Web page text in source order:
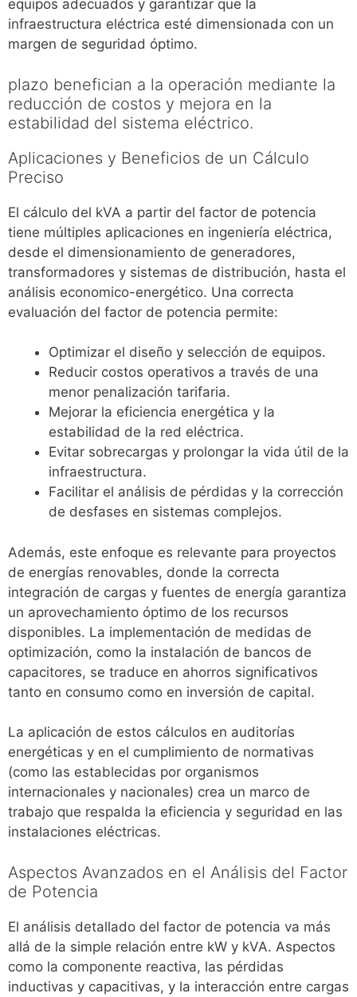
equipos adecuados y garantizar que la
infraestructura eléctrica esté dimensionada con un
margen de seguridad óptimo.
plazo benefician a la operación mediante la
reducción de costos y mejora en la
estabilidad del sistema eléctrico.
Aplicaciones y Beneficios de un Cálculo
Preciso
El cálculo del kVA a partir del factor de potencia
tiene múltiples aplicaciones en ingeniería eléctrica,
desde el dimensionamiento de generadores,
transformadores y sistemas de distribución, hasta el
análisis economico-energético. Una correcta
evaluación del factor de potencia permite:
Optimizar el diseño y selección de equipos.
Reducir costos operativos a través de una
menor penalización tarifaria.
Mejorar la eficiencia energética y la
estabilidad de la red eléctrica.
Evitar sobrecargas y prolongar la vida útil de la
infraestructura.
Facilitar el análisis de pérdidas y la corrección
de desfases en sistemas complejos.
Además, este enfoque es relevante para proyectos
de energías renovables, donde la correcta
integración de cargas y fuentes de energía garantiza
un aprovechamiento óptimo de los recursos
disponibles. La implementación de medidas de
optimización, como la instalación de bancos de
capacitores, se traduce en ahorros significativos
tanto en consumo como en inversión de capital.
La aplicación de estos cálculos en auditorías
energéticas y en el cumplimiento de normativas
(como las establecidas por organismos
internacionales y nacionales) crea un marco de
trabajo que respalda la eficiencia y seguridad en las
instalaciones eléctricas.
Aspectos Avanzados en el Análisis del Factor
de Potencia
El análisis detallado del factor de potencia va más
allá de la simple relación entre kW y kVA. Aspectos
como la componente reactiva, las pérdidas
inductivas y capacitivas, y la interacción entre cargas